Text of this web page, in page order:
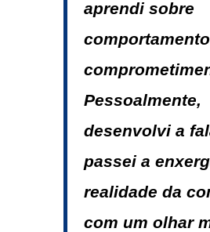
aprendi sobre
Pessoalmente,
desenvolvi a
passei a
realidade da
com um olhar